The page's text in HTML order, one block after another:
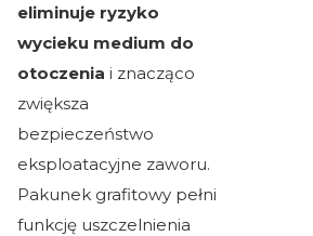
eliminuje ryzyko
wycieku medium do
otoczenia i znacząco
zwiększa
bezpieczeństwo
eksploatacyjne zaworu.
Pakunek grafitowy pełni
funkcję uszczelnienia